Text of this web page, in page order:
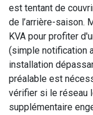
est tentant de
de l’arrière-saison.
KVA pour profiter
(simple notification
installation
préalable est
vérifier si le réseau
supplémentaire